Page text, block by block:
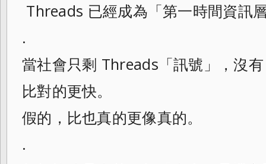
Threads 已經成為「第一時間資訊
.
當社會只剩 Threads「訊號」，沒
比對的更快。
假的，比也真的更像真的。
.